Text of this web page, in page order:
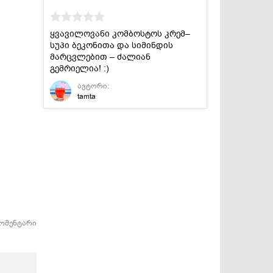
ყვავილოვანი კომბოსტოს კრემ–
სუპი ბეკონითა და სიმინდის
მარცვლებით – ძალიან
გემრიელია! :)
ავტორი:
tamta